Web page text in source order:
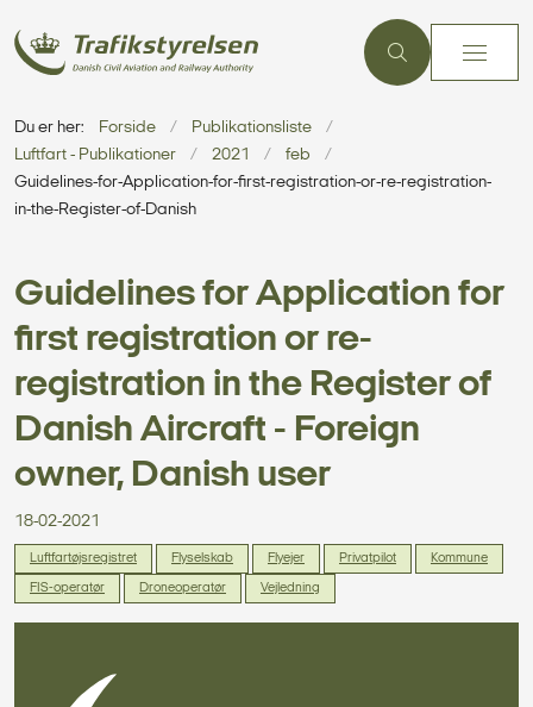
Du er her: Forside
Publikationsliste
Luftfart - Publikationer
2021
feb
Guidelines-for-Application-for-first-registration-or-re-registration-
in-the-Register-of-Danish
Guidelines for Application for
first registration or re-
registration in the Register of
Danish Aircraft - Foreign
owner, Danish user
18-02-2021
Luftfartøjsregistret Flyselskab Flyejer Privatpilot Kommune
FIS-operatør Droneoperatør Vejledning